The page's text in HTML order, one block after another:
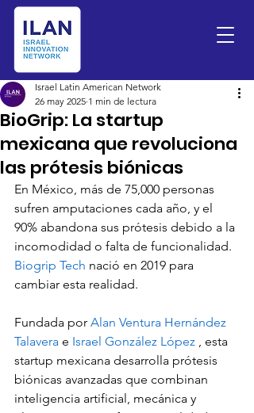
BioGrip: La startup
mexicana que revoluciona
las prótesis biónicas
Israel Latin American Network
26 may 2025 1 min de lectura
En México, más de 75,000 personas
sufren amputaciones cada año, y el
90% abandona sus prótesis debido a la
incomodidad o falta de funcionalidad.
Biogrip Tech nació en 2019 para
cambiar esta realidad.
Fundada por Alan Ventura Hernández
Talavera e Israel González López , esta
startup mexicana desarrolla prótesis
biónicas avanzadas que combinan
inteligencia artificial, mecánica y